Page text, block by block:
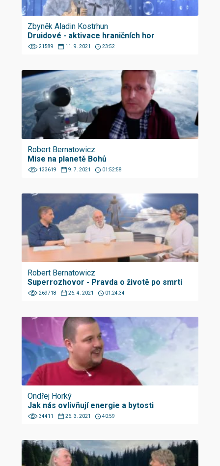
Zbyněk Aladin Kostrhun
Druidové - aktivace hraničních hor
21589 11. 9. 2021 23:52
Robert Bernatowicz
Mise na planetě Bohů
133619 9. 7. 2021 01:52:58
Robert Bernatowicz
Superrozhovor - Pravda o životě po smrti
269718 26. 4. 2021 01:24:34
Ondřej Horký
Jak nás ovlivňují energie a bytosti
34411 26. 3. 2021 40:59